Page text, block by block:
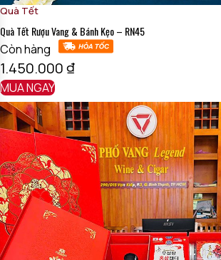
Quà Tết
Quà Tết Rượu Vang & Bánh Kẹo – RN45
Còn hàng
1.450.000₫
MUA NGAY